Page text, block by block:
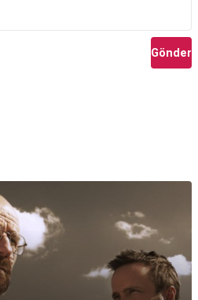
Gönder